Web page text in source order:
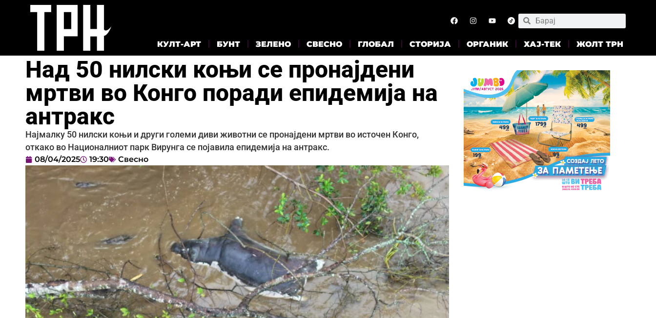
КУЛТ-АРТ БУНТ ЗЕЛЕНО СВЕСНО ГЛОБАЛ СТОРИЈА ОРГАНИК ХАЈ-ТЕК ЖОЛТ ТРН
Над 50 нилски коњи се пронајдени
мртви во Конго поради епидемија на
антракс
Најмалку 50 нилски коњи и други големи диви животни се пронајдени мртви во источен Конго,
откако во Националниот парк Вирунга се појавила епидемија на антракс.
08/04/2025 19:30 Свесно